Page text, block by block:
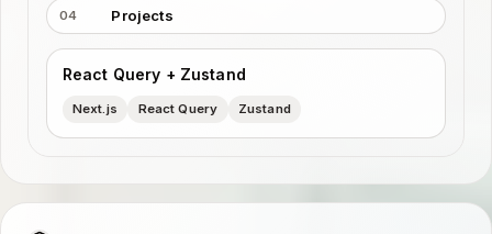
04 Projects
React Query + Zustand
Next.js React Query Zustand